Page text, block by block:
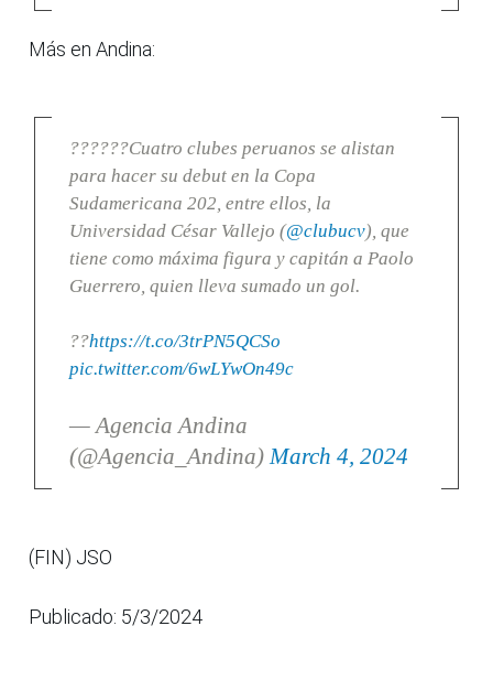
Más en Andina:
??????Cuatro clubes peruanos se alistan
para hacer su debut en la Copa
Sudamericana 202, entre ellos, la
Universidad César Vallejo (@clubucv), que
tiene como máxima figura y capitán a Paolo
Guerrero, quien lleva sumado un gol.
??https://t.co/3trPN5QCSo
pic.twitter.com/6wLYwOn49c
— Agencia Andina
(@Agencia_Andina)March 4, 2024
(FIN) JSO
Publicado: 5/3/2024